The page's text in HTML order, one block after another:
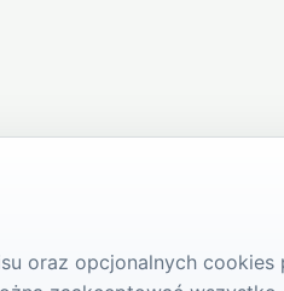
oraz opcjonalnych cookies